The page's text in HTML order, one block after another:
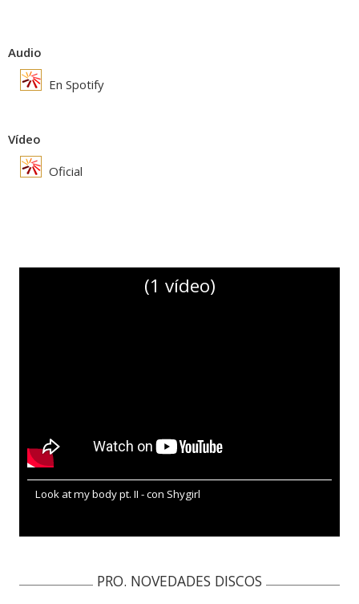
Audio
En Spotify
Vídeo
Oficial
(1 vídeo)
Look at my body pt. II - con Shygirl
PRO. NOVEDADES DISCOS